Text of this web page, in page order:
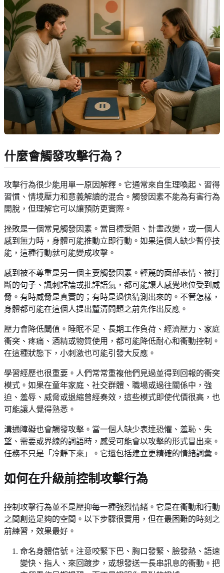
什麼會觸發攻擊行為？
攻擊行為很少能用單一原因解釋。它通常來自生理喚起、習得
習慣、情境壓力和意義解讀的混合。觸發因素不能為有害行為
開脫，但理解它可以讓預防更實際。
挫敗是一個常見觸發因素。當目標受阻、計畫改變，或一個人
感到無力時，身體可能推動立即行動。如果這個人缺少暫停技
能，這種行動就可能變成攻擊。
感到被不尊重是另一個主要觸發因素。輕蔑的面部表情、被打
斷的句子、諷刺評論或批評語氣，都可能讓人感覺地位受到威
脅。有時威脅是真實的；有時是過快猜測出來的。不管怎樣，
身體都可能在這個人提出釐清問題之前先作出反應。
壓力會降低閾值。睡眠不足、長期工作負荷、經濟壓力、家庭
衝突、疼痛、酒精或物質使用，都可能降低耐心和衝動控制。
在這種狀態下，小刺激也可能引發大反應。
學習經歷也很重要。人們常常重複他們見過並得到回報的衝突
模式。如果在童年家庭、社交群體、職場或過往關係中，強
迫、羞辱、威脅或退縮曾經奏效，這些模式即使代價很高，也
可能讓人覺得熟悉。
溝通障礙也會觸發攻擊。當一個人缺少表達恐懼、羞恥、失
望、需要或界線的詞語時，感受可能會以攻擊的形式冒出來。
任務不只是「冷靜下來」。它還包括建立更精確的情緒詞彙。
如何在升級前控制攻擊行為
控制攻擊行為並不是壓抑每一種強烈情緒。它是在衝動和行動
之間創造足夠的空間。以下步驟很實用，但在最困難的時刻之
前練習，效果最好。
命名身體信號。注意咬緊下巴、胸口發緊、臉發熱、語速
變快、指人、來回踱步，或想發送一長串訊息的衝動。把